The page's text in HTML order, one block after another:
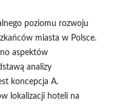
poziomu rozwoju
miasta w Polsce.
aspektów
analizy
koncepcja A.
lokalizacji hoteli na